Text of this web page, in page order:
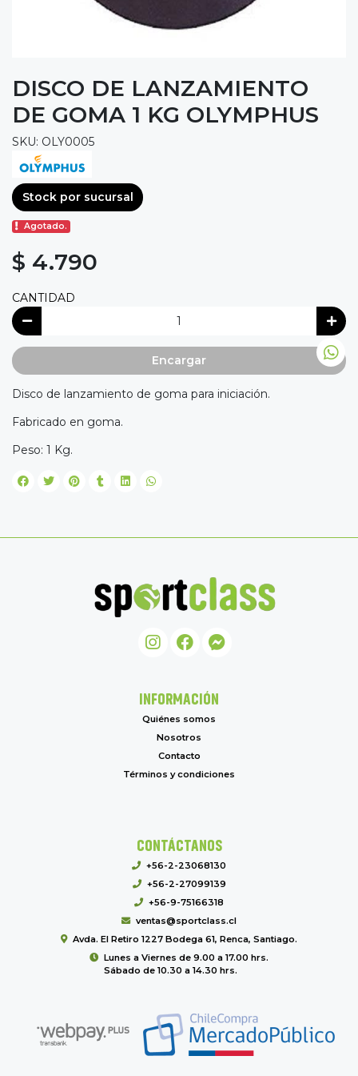
DISCO DE LANZAMIENTO
DE GOMA 1 KG OLYMPHUS
SKU: OLY0005
Stock por sucursal
Agotado.
$ 4.790
CANTIDAD
Encargar
Disco de lanzamiento de goma para iniciación.
Fabricado en goma.
Peso: 1 Kg.
INFORMACIÓN
Quiénes somos
Nosotros
Contacto
Términos y condiciones
CONTÁCTANOS
+56-2-23068130
+56-2-27099139
+56-9-75166318
ventas@sportclass.cl
Avda. El Retiro 1227 Bodega 61, Renca, Santiago.
Lunes a Viernes de 9.00 a 17.00 hrs.
Sábado de 10.30 a 14.30 hrs.